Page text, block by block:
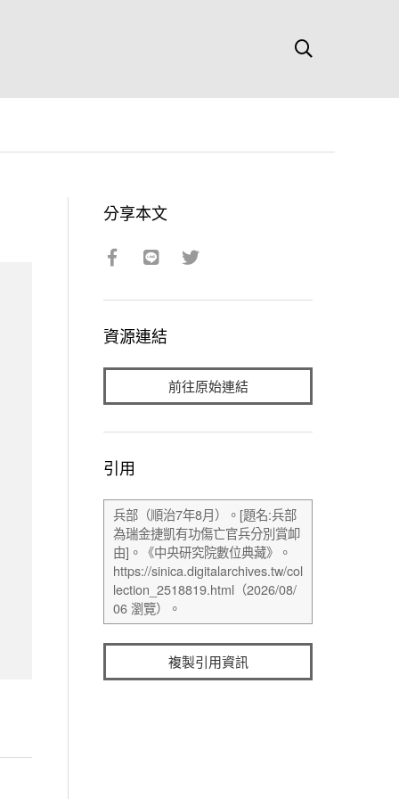
分享本文
資源連結
前往原始連結
引用
複製引用資訊